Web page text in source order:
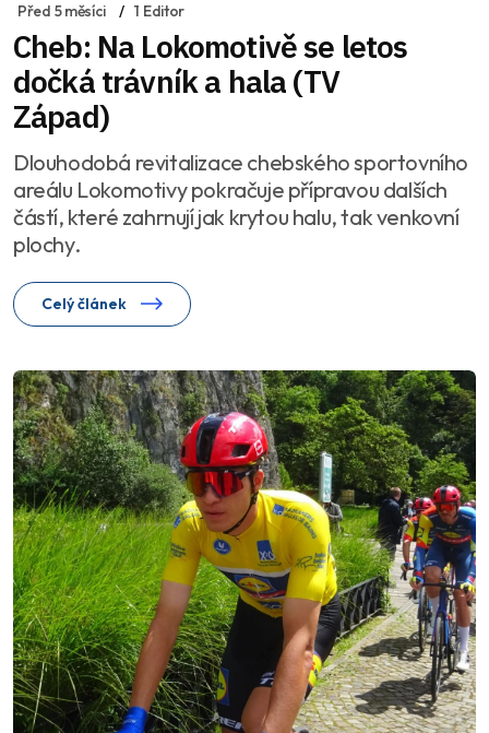
Před 5 měsíci 1 Editor
Cheb: Na Lokomotivě se letos
dočká trávník a hala (TV
Západ)
Dlouhodobá revitalizace chebského sportovního
areálu Lokomotivy pokračuje přípravou dalších
částí, které zahrnují jak krytou halu, tak venkovní
plochy.
Celý článek